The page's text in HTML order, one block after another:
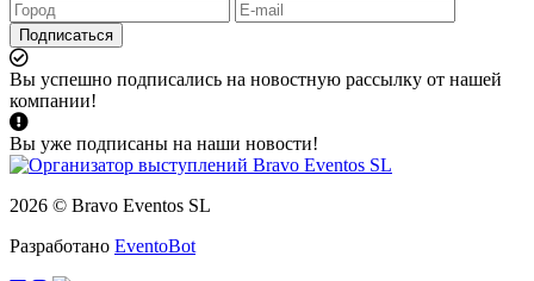
Подписаться
Вы успешно подписались на новостную рассылку от нашей
компании!
Вы уже подписаны на наши новости!
2026 © Bravo Eventos SL
Разработано EventoBot